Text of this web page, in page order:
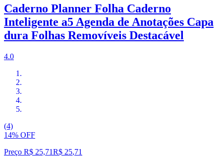
Caderno Planner Folha Caderno
Inteligente a5 Agenda de Anotações Capa
dura Folhas Removíveis Destacável
4.0
(4)
14% OFF
Preço R$ 25,71R$ 25,71